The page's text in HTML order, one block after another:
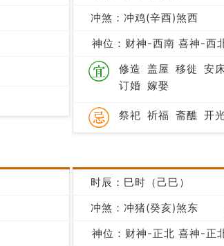
冲煞：冲鸡(辛酉)煞西
神位：财神-西南 喜神-西
修造 盖屋 移徙 安
订婚 嫁娶
祭祀 祈福 斋醮 开
时辰：巳时（己巳）
冲煞：冲猪(癸亥)煞东
神位：财神-正北 喜神-正